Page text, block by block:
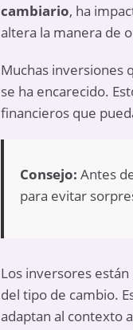
cambiario, ha
altera la manera de
Muchas inversiones
se ha encarecido.
financieros que
Consejo: Antes
para evitar
Los inversores
del tipo de cambio.
adaptan al contexto